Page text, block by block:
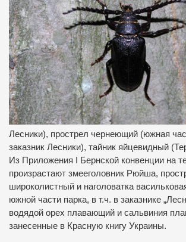
Лесники), прострел чернеющий (южная
заказник Лесники), тайник яйцевидный
Из Приложения І Бернской конвенции на
произрастают змееголовник Рюйша,
широколистный и наголоватка
южной части парка, в т.ч. в заказнике
водядой орех плавающий и сальвиния
занесенные в Красную книгу Украины.